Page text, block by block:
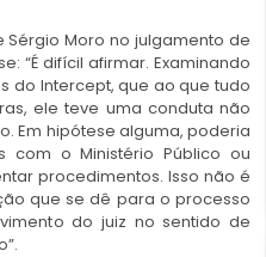
Moro no julgamento de
“É difícil afirmar. Examinando
do Intercept, que ao que tudo
ele teve uma conduta não
Em hipótese alguma, poderia
o Ministério Público ou
procedimentos. Isso não é
que se dê para o processo
do juiz no sentido de